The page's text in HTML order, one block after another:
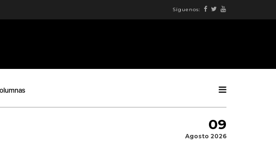
Síguenos:
09
Agosto 2026